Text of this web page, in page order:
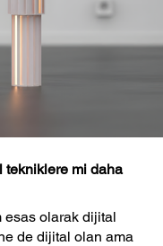
tekniklere mi daha
esas olarak dijital
de dijital olan ama